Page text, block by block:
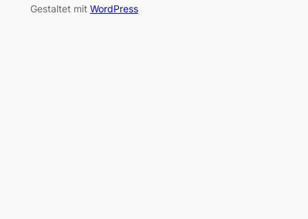
Gestaltet mit WordPress